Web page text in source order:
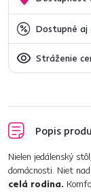
Dostupné
Stráženie
Popis
Nielen jedálenský
domácnosti. Niet
celá rodina.